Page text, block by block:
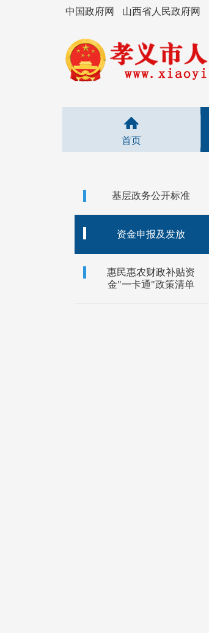
中国政府网 山西省人民政府网
首页
基层政务公开标准
资金申报及发放
惠民惠农财政补贴资
金"一卡通"政策清单